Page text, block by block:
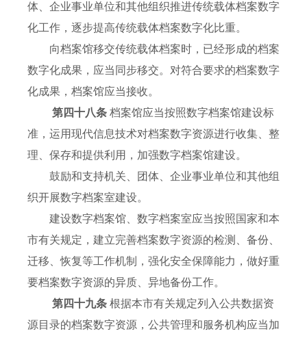
体、企业事业单位和其他组织推进传统载体档案数字
化工作，逐步提高传统载体档案数字化比重。
向档案馆移交传统载体档案时，已经形成的档案
数字化成果，应当同步移交。对符合要求的档案数字
化成果，档案馆应当接收。
第四十八条 档案馆应当按照数字档案馆建设标
准，运用现代信息技术对档案数字资源进行收集、整
理、保存和提供利用，加强数字档案馆建设。
鼓励和支持机关、团体、企业事业单位和其他组
织开展数字档案室建设。
建设数字档案馆、数字档案室应当按照国家和本
市有关规定，建立完善档案数字资源的检测、备份、
迁移、恢复等工作机制，强化安全保障能力，做好重
要档案数字资源的异质、异地备份工作。
第四十九条 根据本市有关规定列入公共数据资
源目录的档案数字资源，公共管理和服务机构应当加